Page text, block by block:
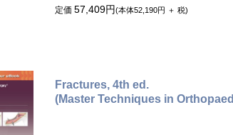
定価 57,409円(本体52,190円 ＋ 税)
Fractures, 4th ed.
(Master Techniques in